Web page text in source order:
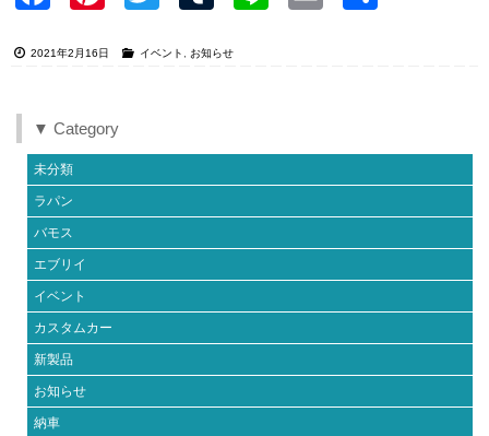
2021年2月16日 イベント お知らせ
▼ Category
未分類
ラパン
バモス
エブリイ
イベント
カスタムカー
新製品
お知らせ
納車